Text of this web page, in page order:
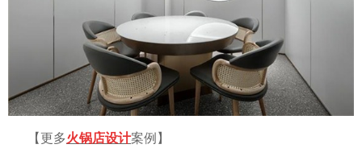
【更多火锅店设计案例】